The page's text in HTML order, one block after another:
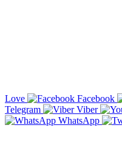
Love
Facebook
Telegram
Viber
WhatsApp